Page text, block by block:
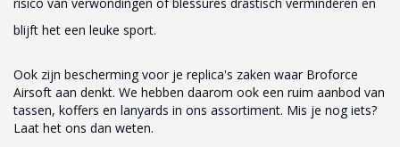
blijft het een leuke sport.
Ook zijn bescherming voor je replica's zaken waar Broforce
Airsoft aan denkt. We hebben daarom ook een ruim aanbod van
tassen, koffers en lanyards in ons assortiment. Mis je nog iets?
Laat het ons dan weten.